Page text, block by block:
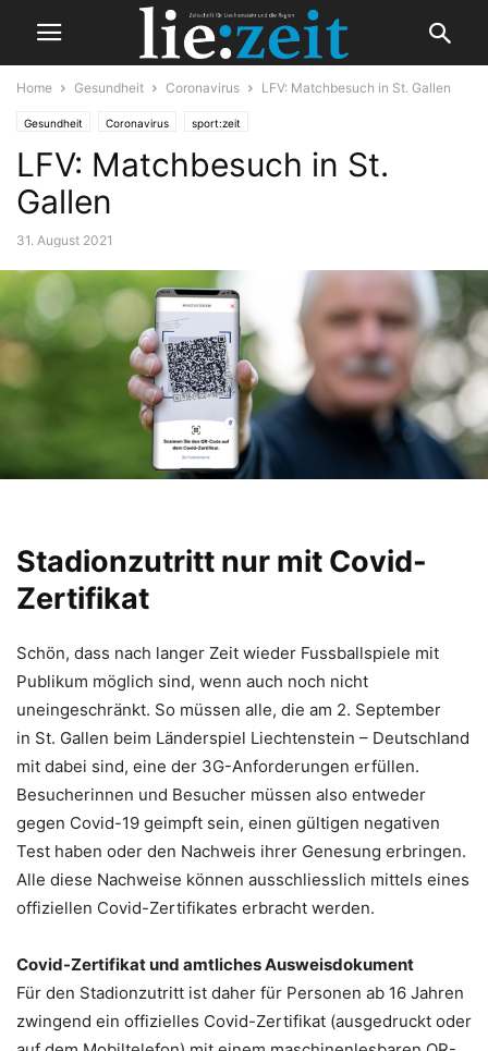
Home Gesundheit Coronavirus LFV: Matchbesuch in St. Gallen
Gesundheit Coronavirus sport:zeit
LFV: Matchbesuch in St.
Gallen
31. August 2021
Stadionzutritt nur mit Covid-
Zertifikat
Schön, dass nach langer Zeit wieder Fussballspiele mit
Publikum möglich sind, wenn auch noch nicht
uneingeschränkt. So müssen alle, die am 2. September
in St. Gallen beim Länderspiel Liechtenstein – Deutschland
mit dabei sind, eine der 3G-Anforderungen erfüllen.
Besucherinnen und Besucher müssen also entweder
gegen Covid-19 geimpft sein, einen gültigen negativen
Test haben oder den Nachweis ihrer Genesung erbringen.
Alle diese Nachweise können ausschliesslich mittels eines
offiziellen Covid-Zertifikates erbracht werden.
Covid-Zertifikat und amtliches Ausweisdokument
Für den Stadionzutritt ist daher für Personen ab 16 Jahren
zwingend ein offizielles Covid-Zertifikat (ausgedruckt oder